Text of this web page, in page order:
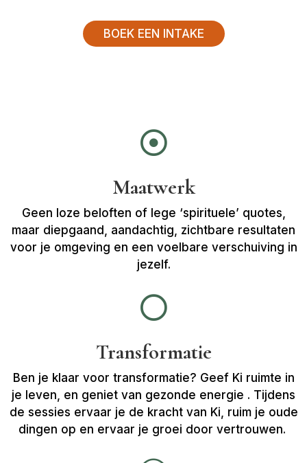
BOEK EEN INTAKE

Maatwerk
Geen loze beloften of lege ‘spirituele’ quotes,
maar diepgaand, aandachtig, zichtbare resultaten
voor je omgeving en een voelbare verschuiving in
jezelf.

Transformatie
Ben je klaar voor transformatie? Geef Ki ruimte in
je leven, en geniet van gezonde energie . Tijdens
de sessies ervaar je de kracht van Ki, ruim je oude
dingen op en ervaar je groei door vertrouwen.